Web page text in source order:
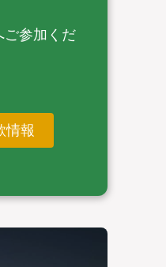
ご参加くだ
情報